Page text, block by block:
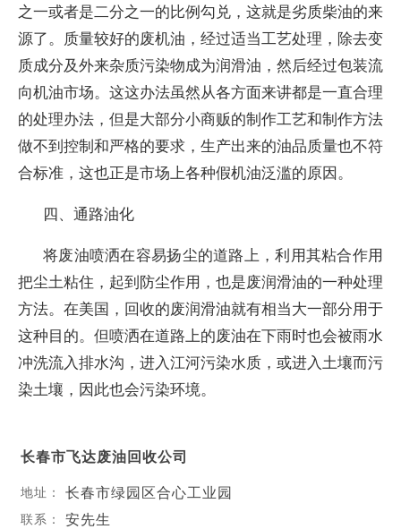
之一或者是二分之一的比例勾兑，这就是劣质柴油的来
源了。质量较好的废机油，经过适当工艺处理，除去变
质成分及外来杂质污染物成为润滑油，然后经过包装流
向机油市场。这这办法虽然从各方面来讲都是一直合理
的处理办法，但是大部分小商贩的制作工艺和制作方法
做不到控制和严格的要求，生产出来的油品质量也不符
合标准，这也正是市场上各种假机油泛滥的原因。
四、通路油化
将废油喷洒在容易扬尘的道路上，利用其粘合作用
把尘土粘住，起到防尘作用，也是废润滑油的一种处理
方法。在美国，回收的废润滑油就有相当大一部分用于
这种目的。但喷洒在道路上的废油在下雨时也会被雨水
冲洗流入排水沟，进入江河污染水质，或进入土壤而污
染土壤，因此也会污染环境。
长春市飞达废油回收公司
地址： 长春市绿园区合心工业园
联系： 安先生